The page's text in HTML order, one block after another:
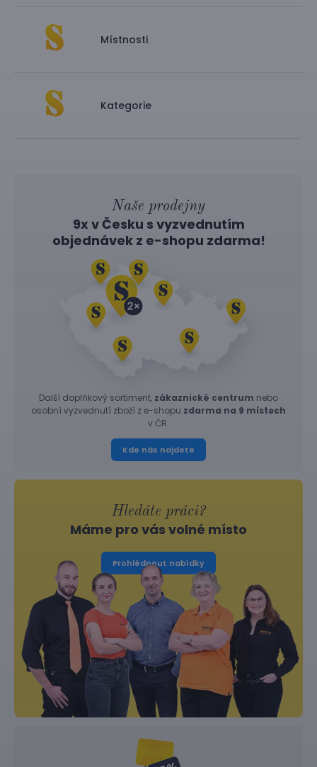
Místnosti
Kategorie
Naše prodejny
9x v Česku s vyzvednutím
objednávek z e-shopu zdarma!
Další doplňkový sortiment, zákaznické centrum nebo
osobní vyzvednutí zboží z e-shopu zdarma na 9 místech
v ČR.
Kde nás najdete
Hledáte práci?
Máme pro vás volné místo
Prohlédnout nabídky